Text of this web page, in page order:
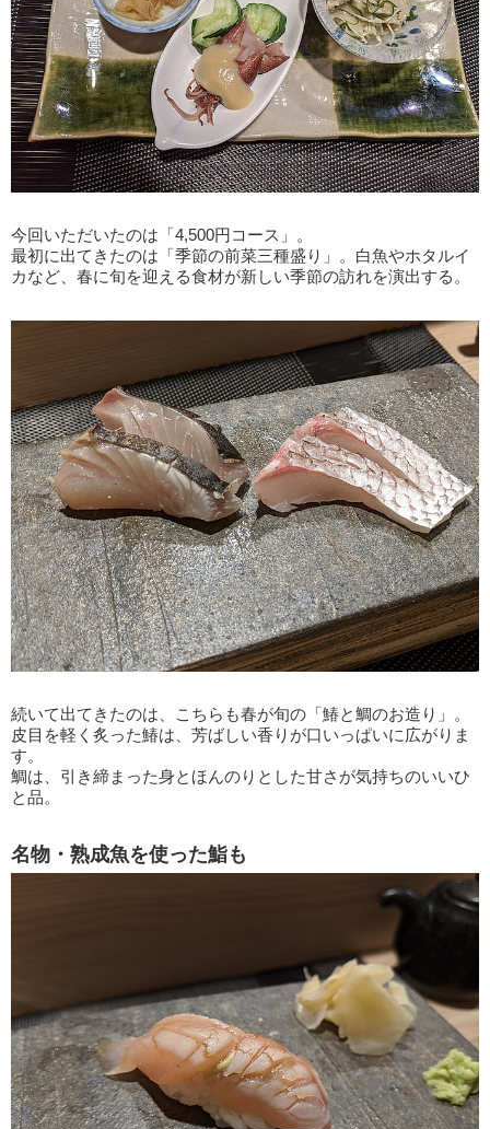
今回いただいたのは「4,500円コース」。
最初に出てきたのは「季節の前菜三種盛り」。白魚やホタルイ
カなど、春に旬を迎える食材が新しい季節の訪れを演出する。
続いて出てきたのは、こちらも春が旬の「鰆と鯛のお造り」。
皮目を軽く炙った鰆は、芳ばしい香りが口いっぱいに広がりま
す。
鯛は、引き締まった身とほんのりとした甘さが気持ちのいいひ
と品。
名物・熟成魚を使った鮨も